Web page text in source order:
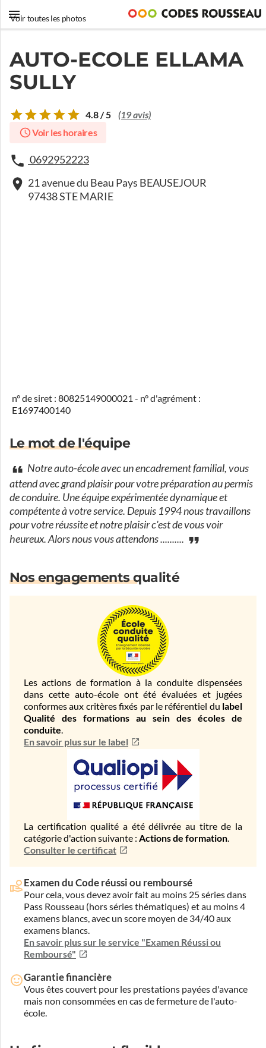
Voir toutes les photos
AUTO-ECOLE ELLAMA
SULLY
4.8 / 5 (19 avis)
Voir les horaires
0692952223
21 avenue du Beau Pays BEAUSEJOUR
97438 STE MARIE
n° de siret : 80825149000021 - n° d'agrément :
E1697400140
Le mot de l'équipe
Notre auto-école avec un encadrement familial, vous
attend avec grand plaisir pour votre préparation au permis
de conduire. Une équipe expérimentée dynamique et
compétente à votre service. Depuis 1994 nous travaillons
pour votre réussite et notre plaisir c'est de vous voir
heureux. Alors nous vous attendons ..........
Nos engagements qualité
Les actions de formation à la conduite dispensées
dans cette auto-école ont été évaluées et jugées
conformes aux critères fixés par le référentiel du label
Qualité des formations au sein des écoles de
conduite.
En savoir plus sur le label
La certification qualité a été délivrée au titre de la
catégorie d'action suivante : Actions de formation.
Consulter le certificat
Examen du Code réussi ou remboursé
Pour cela, vous devez avoir fait au moins 25 séries dans
Pass Rousseau (hors séries thématiques) et au moins 4
examens blancs, avec un score moyen de 34/40 aux
examens blancs.
En savoir plus sur le service "Examen Réussi ou
Remboursé"
Garantie financière
Vous êtes couvert pour les prestations payées d'avance
mais non consommées en cas de fermeture de l'auto-
école.